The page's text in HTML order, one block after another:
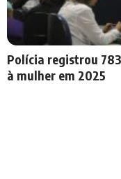
Polícia registrou
à mulher em 2025